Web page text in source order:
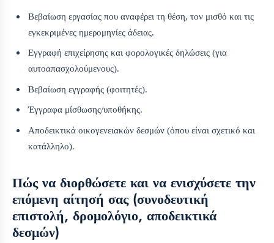
Βεβαίωση εργασίας που αναφέρει τη θέση, τον μισθό και τις
εγκεκριμένες ημερομηνίες άδειας.
Εγγραφή επιχείρησης και φορολογικές δηλώσεις (για
αυτοαπασχολούμενους).
Βεβαίωση εγγραφής (φοιτητές).
Έγγραφα μίσθωσης/υποθήκης.
Αποδεικτικά οικογενειακών δεσμών (όπου είναι σχετικό και
κατάλληλο).
Πώς να διορθώσετε και να ενισχύσετε την
επόμενη αίτησή σας (συνοδευτική
επιστολή, δρομολόγιο, αποδεικτικά
δεσμών)